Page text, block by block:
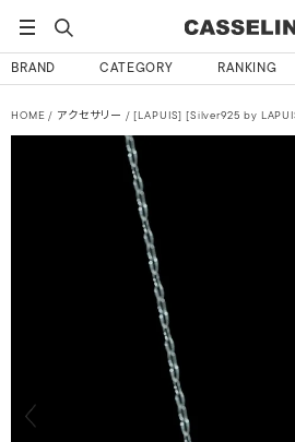
BRAND CATEGORY RANKING
HOME アクセサリー [LAPUIS] [Silver925 by